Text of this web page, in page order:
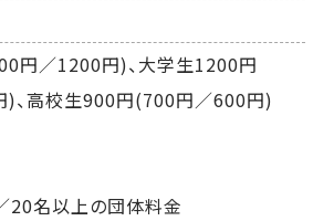
円／1200円)、大学生1200円
、高校生900円(700円／600円)
名以上の団体料金